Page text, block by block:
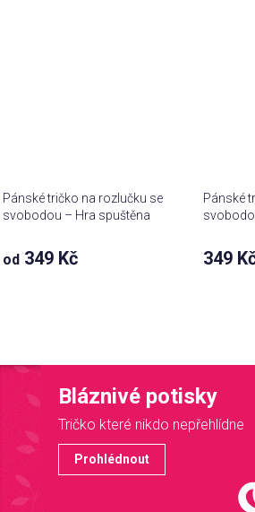
Pánské tričko na rozlučku se
svobodou – Hra spuštěna
od 349 Kč
Pánské
349
Bláznivé potisky
Tričko které nikdo nepřehlídne
Prohlédnout